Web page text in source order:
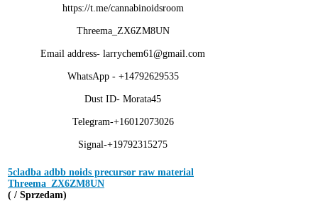
https://t.me/cannabinoidsroom
Threema_ZX6ZM8UN
Email address- larrychem61@gmail.com
WhatsApp - +14792629535
Dust ID- Morata45
Telegram-+16012073026
Signal-+19792315275
5cladba adbb noids precursor raw material
Threema_ZX6ZM8UN
( / Sprzedam)